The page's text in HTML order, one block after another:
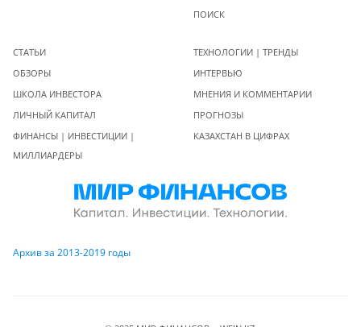
ПОИСК
СТАТЬИ
ОБЗОРЫ
ШКОЛА ИНВЕСТОРА
ЛИЧНЫЙ КАПИТАЛ
ФИНАНСЫ | ИНВЕСТИЦИИ |
МИЛЛИАРДЕРЫ
ТЕХНОЛОГИИ | ТРЕНДЫ
ИНТЕРВЬЮ
МНЕНИЯ И КОММЕНТАРИИ
ПРОГНОЗЫ
КАЗАХСТАН В ЦИФРАХ
Архив за 2013-2019 годы